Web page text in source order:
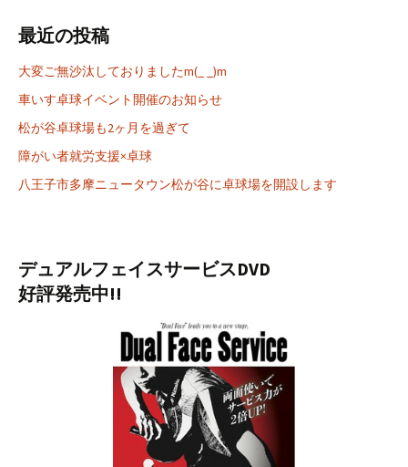
最近の投稿
大変ご無沙汰しておりましたm(_ _)m
車いす卓球イベント開催のお知らせ
松が谷卓球場も2ヶ月を過ぎて
障がい者就労支援×卓球
八王子市多摩ニュータウン松が谷に卓球場を開設します
デュアルフェイスサービスDVD
好評発売中!!